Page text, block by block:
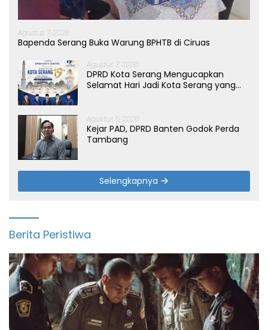
Agustus 7, 2026
Bapenda Serang Buka Warung BPHTB di Ciruas
Agustus 7, 2026
DPRD Kota Serang Mengucapkan
Selamat Hari Jadi Kota Serang yang
Agustus 5, 2026
Kejar PAD, DPRD Banten Godok Perda
Tambang
Selengkapnya
Berita Peristiwa